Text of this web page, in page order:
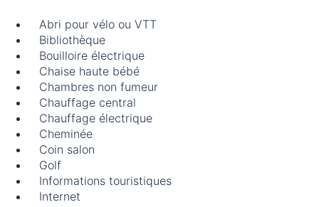
Abri pour vélo ou VTT
Bibliothèque
Bouilloire électrique
Chaise haute bébé
Chambres non fumeur
Chauffage central
Chauffage électrique
Cheminée
Coin salon
Golf
Informations touristiques
Internet